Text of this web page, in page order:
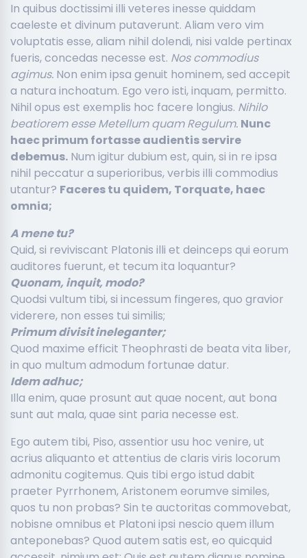
In quibus doctissimi illi veteres inesse quiddam
caeleste et divinum putaverunt. Aliam vero vim
voluptatis esse, aliam nihil dolendi, nisi valde pertinax
fueris, concedas necesse est. Nos commodius
agimus. Non enim ipsa genuit hominem, sed accepit
a natura inchoatum. Ego vero isti, inquam, permitto.
Nihil opus est exemplis hoc facere longius. Nihilo
beatiorem esse Metellum quam Regulum. Nunc
haec primum fortasse audientis servire
debemus. Num igitur dubium est, quin, si in re ipsa
nihil peccatur a superioribus, verbis illi commodius
utantur? Faceres tu quidem, Torquate, haec
omnia;
A mene tu?
Quid, si reviviscant Platonis illi et deinceps qui eorum
auditores fuerunt, et tecum ita loquantur?
Quonam, inquit, modo?
Quodsi vultum tibi, si incessum fingeres, quo gravior
viderere, non esses tui similis;
Primum divisit ineleganter;
Quod maxime efficit Theophrasti de beata vita liber,
in quo multum admodum fortunae datur.
Idem adhuc;
Illa enim, quae prosunt aut quae nocent, aut bona
sunt aut mala, quae sint paria necesse est.
Ego autem tibi, Piso, assentior usu hoc venire, ut
acrius aliquanto et attentius de claris viris locorum
admonitu cogitemus. Quis tibi ergo istud dabit
praeter Pyrrhonem, Aristonem eorumve similes,
quos tu non probas? Sin te auctoritas commovebat,
nobisne omnibus et Platoni ipsi nescio quem illum
anteponebas? Quod autem satis est, eo quicquid